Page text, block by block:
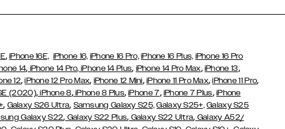
,iPhone 16E, iPhone 16, iPhone 16 Pro, iPhone 16 Plus, iPhone 16 Pro
14, iPhone 14 Pro, iPhone 14 Plus, iPhone 14 Pro Max, iPhone 13,
12,iPhone 12 Pro Max, iPhone 12 Mini, iPhone 11 Pro Max,iPhone 11 Pro,
(2020),iPhone 8,iPhone 8 Plus,iPhone 7, iPhone 7 Plus, iPhone
, Galaxy S26 Ultra, Samsung Galaxy S25, Galaxy S25+, Galaxy S25
Galaxy S22, Galaxy S22 Plus, Galaxy S22 Ultra, Galaxy A52/